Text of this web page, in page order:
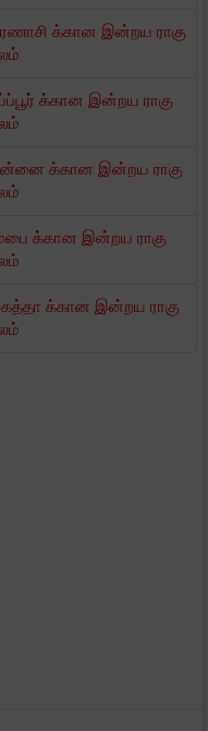
க்கான இன்றய ராகு
க்கான இன்றய ராகு
க்கான இன்றய ராகு
க்கான இன்றய ராகு
க்கான இன்றய ராகு